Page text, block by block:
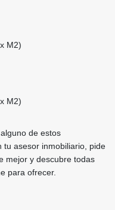
M2)
M2)
de estos
tu asesor inmobiliario, pide
mejor y descubre todas
para ofrecer.